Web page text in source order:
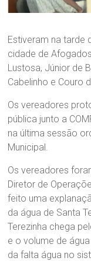
Estiveram na tarde
cidade de
Lustosa, Júnior de
Cabelinho e Couro
Os vereadores
pública junto a
na última sessão
Municipal.
Os vereadores
Diretor de
feito uma
da água de Santa
Terezinha chega
e o volume de
da falta água no